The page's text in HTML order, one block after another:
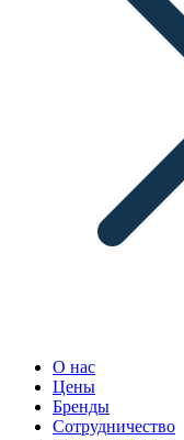
О нас
Цены
Бренды
Сотрудничество